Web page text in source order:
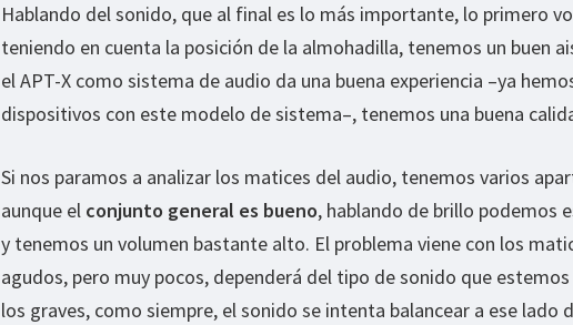
Hablando del sonido, que al final es lo más importante, lo primero
teniendo en cuenta la posición de la almohadilla, tenemos un buen
el APT-X como sistema de audio da una buena experiencia –ya
dispositivos con este modelo de sistema–, tenemos una buena
Si nos paramos a analizar los matices del audio, tenemos varios
aunque el conjunto general es bueno, hablando de brillo podemos
y tenemos un volumen bastante alto. El problema viene con los
agudos, pero muy pocos, dependerá del tipo de sonido que
los graves, como siempre, el sonido se intenta balancear a ese lado